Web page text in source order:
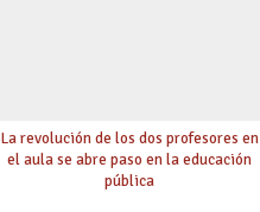
La revolución de los dos profesores en
el aula se abre paso en la educación
pública